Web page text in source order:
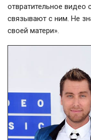
отвратительное видео
связывают с ним. Не
своей матери».